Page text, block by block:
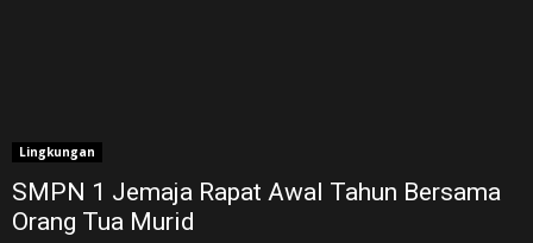
Lingkungan
SMPN 1 Jemaja Rapat Awal Tahun Bersama
Orang Tua Murid ‎